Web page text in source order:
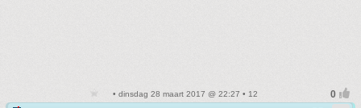
• dinsdag 28 maart 2017 @ 22:27 • 12